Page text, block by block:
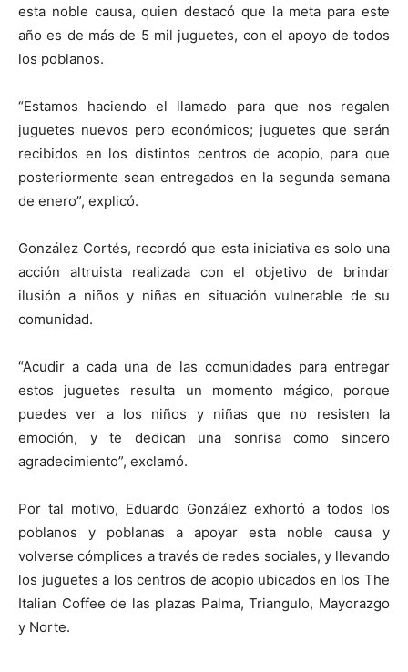
esta noble causa, quien destacó que la meta para este
año es de más de 5 mil juguetes, con el apoyo de todos
los poblanos.
“Estamos haciendo el llamado para que nos regalen
juguetes nuevos pero económicos; juguetes que serán
recibidos en los distintos centros de acopio, para que
posteriormente sean entregados en la segunda semana
de enero”, explicó.
González Cortés, recordó que esta iniciativa es solo una
acción altruista realizada con el objetivo de brindar
ilusión a niños y niñas en situación vulnerable de su
comunidad.
“Acudir a cada una de las comunidades para entregar
estos juguetes resulta un momento mágico, porque
puedes ver a los niños y niñas que no resisten la
emoción, y te dedican una sonrisa como sincero
agradecimiento”, exclamó.
Por tal motivo, Eduardo González exhortó a todos los
poblanos y poblanas a apoyar esta noble causa y
volverse cómplices a través de redes sociales, y llevando
los juguetes a los centros de acopio ubicados en los The
Italian Coffee de las plazas Palma, Triangulo, Mayorazgo
y Norte.